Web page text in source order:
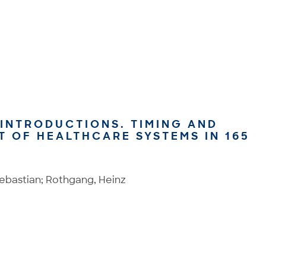
TIMING AND
HEALTHCARE SYSTEMS IN 165
Rothgang, Heinz